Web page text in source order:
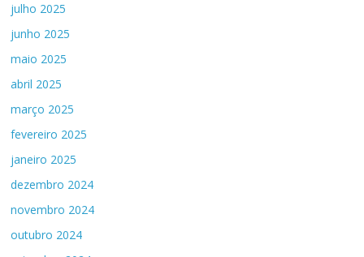
julho 2025
junho 2025
maio 2025
abril 2025
março 2025
fevereiro 2025
janeiro 2025
dezembro 2024
novembro 2024
outubro 2024